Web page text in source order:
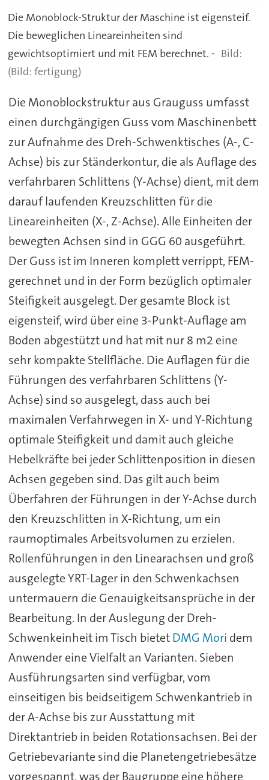
Die Monoblock-Struktur der Maschine ist eigensteif.
Die beweglichen Lineareinheiten sind
gewichtsoptimiert und mit FEM berechnet. -
(Bild: fertigung)
Die Monoblockstruktur aus Grauguss umfasst
einen durchgängigen Guss vom Maschinenbett
zur Aufnahme des Dreh-Schwenktisches (A-, C-
Achse) bis zur Ständerkontur, die als Auflage des
verfahrbaren Schlittens (Y-Achse) dient, mit dem
darauf laufenden Kreuzschlitten für die
Lineareinheiten (X-, Z-Achse). Alle Einheiten der
bewegten Achsen sind in GGG 60 ausgeführt.
Der Guss ist im Inneren komplett verrippt, FEM-
gerechnet und in der Form bezüglich optimaler
Steifigkeit ausgelegt. Der gesamte Block ist
eigensteif, wird über eine 3-Punkt-Auflage am
Boden abgestützt und hat mit nur 8 m2 eine
sehr kompakte Stellfläche. Die Auflagen für die
Führungen des verfahrbaren Schlittens (Y-
Achse) sind so ausgelegt, dass auch bei
maximalen Verfahrwegen in X- und Y-Richtung
optimale Steifigkeit und damit auch gleiche
Hebelkräfte bei jeder Schlittenposition in diesen
Achsen gegeben sind. Das gilt auch beim
Überfahren der Führungen in der Y-Achse durch
den Kreuzschlitten in X-Richtung, um ein
raumoptimales Arbeitsvolumen zu erzielen.
Rollenführungen in den Linearachsen und groß
ausgelegte YRT-Lager in den Schwenkachsen
untermauern die Genauigkeitsansprüche in der
Bearbeitung. In der Auslegung der Dreh-
Schwenkeinheit im Tisch bietetDMG Mori dem
Anwender eine Vielfalt an Varianten. Sieben
Ausführungsarten sind verfügbar, vom
einseitigen bis beidseitigem Schwenkantrieb in
der A-Achse bis zur Ausstattung mit
Direktantrieb in beiden Rotationsachsen. Bei der
Getriebevariante sind die Planetengetriebesätze
vorgespannt, was der Baugruppe eine höhere